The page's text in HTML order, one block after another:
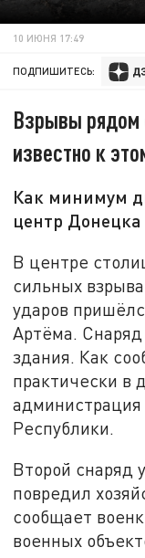
10 ИЮНЯ 17:49
ПОДПИШИТЕСЬ:
Взрывы рядом
известно к
Как минимум
центр Донецка
В центре
сильных
ударов
Артёма.
здания. Как
практически в
Республики.
Второй снаряд
повредил
сообщает
военных